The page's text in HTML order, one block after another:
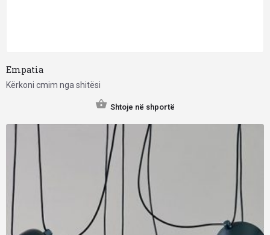
Empatia
Kërkoni cmim nga shitësi
Shtoje në shportë